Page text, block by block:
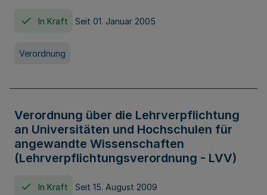
In Kraft Seit 01. Januar 2005
Verordnung
Verordnung über die Lehrverpflichtung
an Universitäten und Hochschulen für
angewandte Wissenschaften
(Lehrverpflichtungsverordnung - LVV)
In Kraft Seit 15. August 2009